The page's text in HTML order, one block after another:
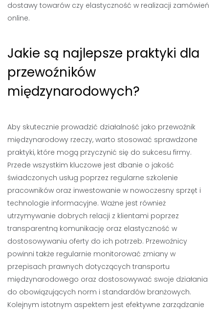
dostawy towarów czy elastyczność w realizacji zamówień
online.
Jakie są najlepsze praktyki dla
przewoźników
międzynarodowych?
Aby skutecznie prowadzić działalność jako przewoźnik
międzynarodowy rzeczy, warto stosować sprawdzone
praktyki, które mogą przyczynić się do sukcesu firmy.
Przede wszystkim kluczowe jest dbanie o jakość
świadczonych usług poprzez regularne szkolenie
pracowników oraz inwestowanie w nowoczesny sprzęt i
technologie informacyjne. Ważne jest również
utrzymywanie dobrych relacji z klientami poprzez
transparentną komunikację oraz elastyczność w
dostosowywaniu oferty do ich potrzeb. Przewoźnicy
powinni także regularnie monitorować zmiany w
przepisach prawnych dotyczących transportu
międzynarodowego oraz dostosowywać swoje działania
do obowiązujących norm i standardów branżowych.
Kolejnym istotnym aspektem jest efektywne zarządzanie